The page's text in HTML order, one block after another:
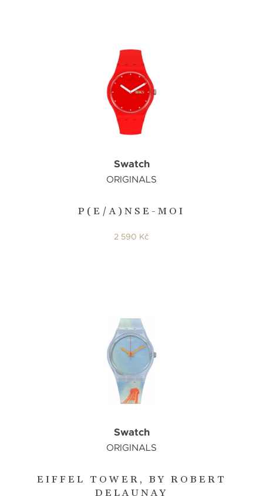
P(E/A)NSE-MOI
Swatch
ORIGINALS
2 590 Kč
EIFFEL TOWER, BY ROBERT
DELAUNAY
Swatch
ORIGINALS